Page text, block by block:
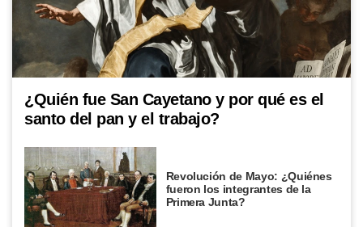
¿Quién fue San Cayetano y por qué es el
santo del pan y el trabajo?
Revolución de Mayo: ¿Quiénes
fueron los integrantes de la
Primera Junta?